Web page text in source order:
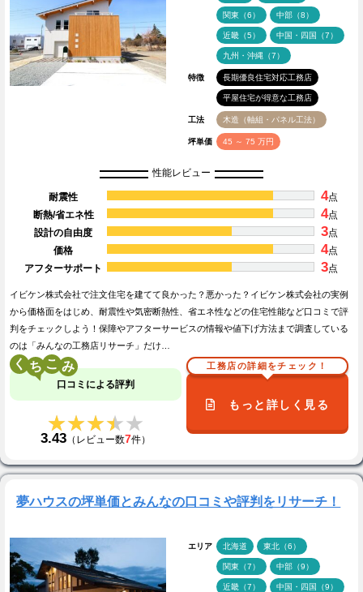
関東（6） 中部（8）
近畿（5） 中国・四国（7）
九州・沖縄（7）
特徴 長期優良住宅対応工務店
平屋住宅が得意な工務店
工法 木造（軸組・パネル工法）
坪単価 45 ～ 75 万円
性能レビュー
耐震性 4点
断熱/省エネ性
4点
設計の自由度
3点
価格
4点
アフターサポート
3点
イビケン株式会社で注文住宅を建てて良かった？悪かった？イビケン株式会社の実例
から価格面をはじめ、耐震性や気密断熱性、省エネ性などの住宅性能など口コミで評
判をチェックしよう！保障やアフターサービスの情報や値下げ方法まで調査している
のは「みんなの工務店リサーチ」だけ…
く こ
口コミによる評判
★★★★★
★★★★★
3.43 （レビュー数7件）
工務店の詳細をチェック！
もっと詳しく見る
夢ハウスの坪単価とみんなの口コミや評判をリサーチ！
エリア 北海道 東北（6）
関東（7） 中部（9）
近畿（7） 中国・四国（9）